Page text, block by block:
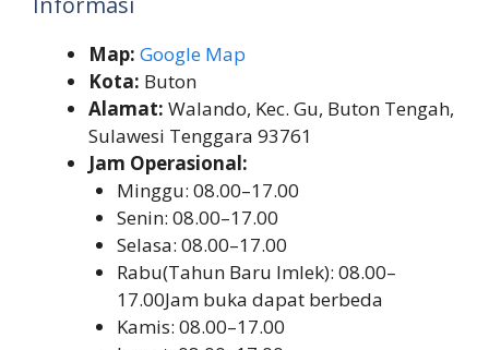
Map: Google Map
Kota: Buton
Alamat: Walando, Kec. Gu, Buton Tengah,
Sulawesi Tenggara 93761
Jam Operasional:
Minggu: 08.00–17.00
Senin: 08.00–17.00
Selasa: 08.00–17.00
Rabu(Tahun Baru Imlek): 08.00–
17.00Jam buka dapat berbeda
Kamis: 08.00–17.00